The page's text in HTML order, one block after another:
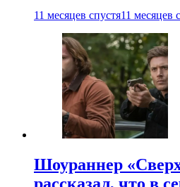
11 месяцев спустя11 месяцев
Шоураннер